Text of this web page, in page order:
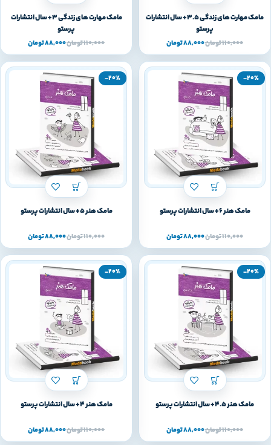
مامک مهارت های زندگی 3.5+ سال انتشارات
پرستو
110,000تومان88,000تومان
مامک مهارت های زندگی 3+ سال انتشارات
پرستو
110,000تومان88,000تومان
-20%
مامک هنر 6+ سال انتشارات پرستو
110,000تومان88,000تومان
-20%
مامک هنر 5+ سال انتشارات پرستو
110,000تومان88,000تومان
-20%
مامک هنر 4.5+ سال انتشارات پرستو
110,000تومان88,000تومان
-20%
مامک هنر 4+ سال انتشارات پرستو
110,000تومان88,000تومان